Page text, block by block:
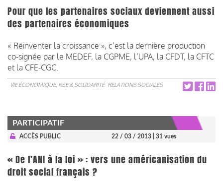
Pour que les partenaires sociaux deviennent aussi
des partenaires économiques
« Réinventer la croissance », c’est la dernière production
co-signée par le MEDEF, la CGPME, l’UPA, la CFDT, la CFTC
et la CFE-CGC.
VIE ÉCONOMIQUE, RSE & SOLIDARITÉ RELATIONS SOCIALES
PARTICIPATIF
ACCÈS PUBLIC 22 / 03 / 2013 | 31 vues
« De l’ANI à la loi » : vers une américanisation du
droit social français ?